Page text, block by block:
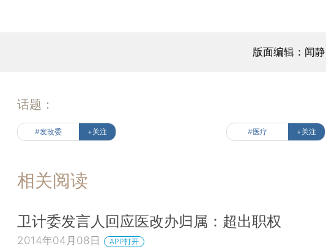
版面编辑：闻静
话题：
#发改委 +关注 #医疗 +关注
相关阅读
卫计委发言人回应医改办归属：超出职权
2014年04月08日 APP打开